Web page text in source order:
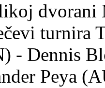
turnira
- Dennis
Peya